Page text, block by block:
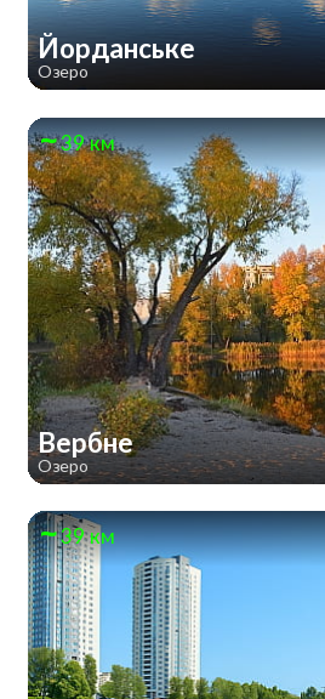
Йорданське
Озеро
39 км
Вербне
Озеро
39 км